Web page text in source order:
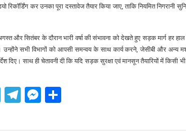
रिकॉर्डिंग कर उनका पूरा दस्तावेज तैयार किया जाए, ताकि नियमित
और सितंबर के दौरान भारी वर्षा की संभावना को देखते हुए सड़क मार्ग हर
उन्होंने सभी विभागों को आपसी समन्वय के साथ कार्य करने, जेसीबी और अन्य
दिए। साथ ही चेतावनी दी कि यदि सड़क सुरक्षा एवं मानसून तैयारियों में किसी
Twitter
Telegram
Messenger